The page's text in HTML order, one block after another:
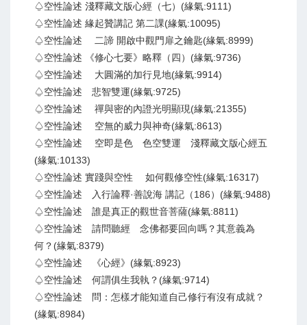
♤空性論述 淺釋藏文版心經（七）(緣氣:9111)
♤空性論述 緣起贊講記 第二課(緣氣:10095)
♤空性論述 二諦 開啟中觀門扉之鑰匙(緣氣:8999)
♤空性論述 《修心七要》略釋（四）(緣氣:9736)
♤空性論述 大圓滿的加行見地(緣氣:9914)
♤空性論述 悲智雙運(緣氣:9725)
♤空性論述 禪與密的內證光明顯現(緣氣:21355)
♤空性論述 空無的威力與神奇(緣氣:8613)
♤空性論述 空即是色 色空雙運 淺釋藏文版心經五
(緣氣:10133)
♤空性論述 實踐與空性 如何觀修空性(緣氣:16317)
♤空性論述 入行論釋·善說海 講記（186）(緣氣:9488)
♤空性論述 誰是真正的觀世音菩薩(緣氣:8811)
♤空性論述 請問聽經 念佛都要回向嗎？其意義為
何？(緣氣:8379)
♤空性論述 《心經》(緣氣:8923)
♤空性論述 何謂俱生我執？(緣氣:9714)
♤空性論述 問：怎樣才能知道自己修行有沒有成就？
(緣氣:8984)